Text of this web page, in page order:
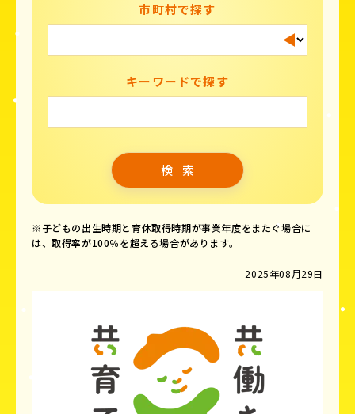
市町村で探す
キーワードで探す
※子どもの出生時期と育休取得時期が事業年度をまたぐ場合に
は、取得率が100％を超える場合があります。
2025年08月29日